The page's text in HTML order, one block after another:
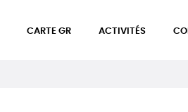
CARTE GR ACTIVITÉS